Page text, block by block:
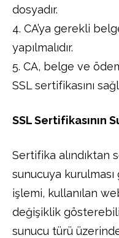
dosyadır.
4. CA’ya gerekli
yapılmalıdır.
5. CA, belge ve
SSL sertifikasını
SSL Sertifikasının
Sertifika alındıktan
sunucuya
işlemi, kullanılan
değişiklik
sunucu türü